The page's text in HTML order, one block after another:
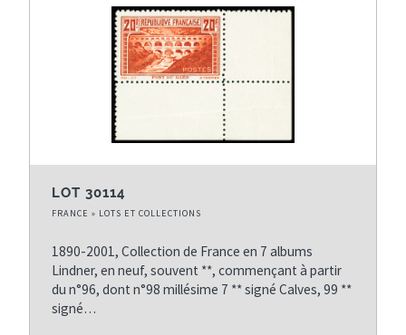
LOT 30114
FRANCE » LOTS ET COLLECTIONS
1890-2001, Collection de France en 7 albums
Lindner, en neuf, souvent **, commençant à partir
du n°96, dont n°98 millésime 7 ** signé Calves, 99 **
signé…